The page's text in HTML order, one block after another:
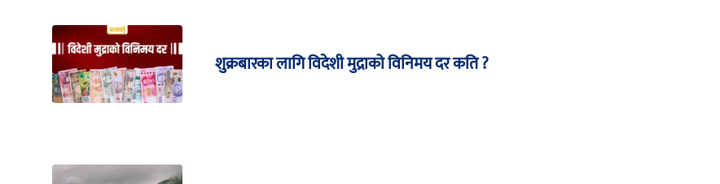
शुक्रबारका लागि विदेशी मुद्राको विनिमय दर कति ?